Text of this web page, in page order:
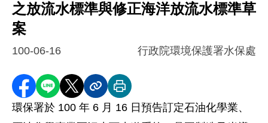
之放流水標準與修正海洋放流水標準草
案
100-06-16 行政院環境保護署水保處
分享至 Facebook
分享到 LINE
分享到 X分享內容連結
列印本頁
環保署於 100 年 6 月 16 日預告訂定石油化學業、